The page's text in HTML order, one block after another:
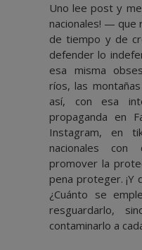
Uno lee post y
nacionales! — que
de tiempo y de
defender lo
esa misma
ríos, las
así, con esa
propaganda en
Instagram, en
nacionales con
promover la
pena proteger. ¡Y
¿Cuánto se
resguardarlo,
contaminarlo a